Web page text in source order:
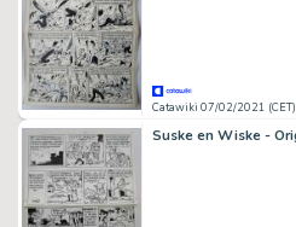
Catawiki 07/02/2021 (CET)